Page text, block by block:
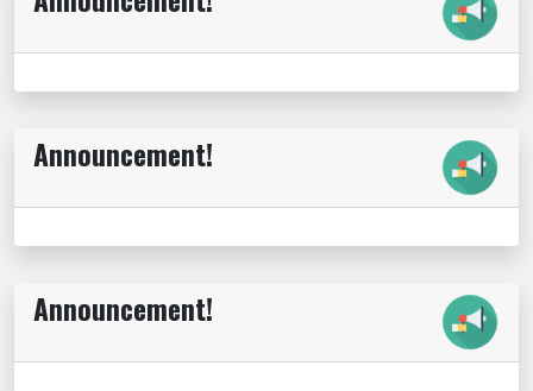
Announcement!
Announcement!